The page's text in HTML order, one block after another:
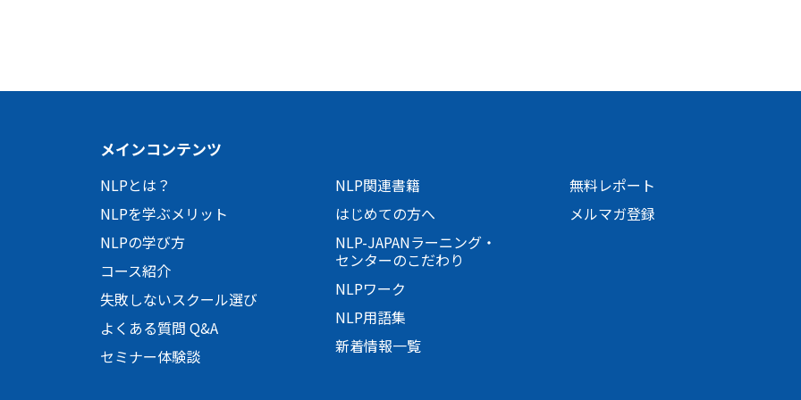
メインコンテンツ
NLPとは？
NLPを学ぶメリット
NLPの学び方
コース紹介
失敗しないスクール選び
よくある質問 Q&A
セミナー体験談
NLP関連書籍
はじめての方へ
NLP-JAPANラーニング・
センターのこだわり
NLPワーク
NLP用語集
新着情報一覧
無料レポート
メルマガ登録